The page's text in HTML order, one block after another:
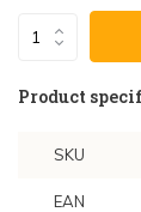
Product
SKU
EAN